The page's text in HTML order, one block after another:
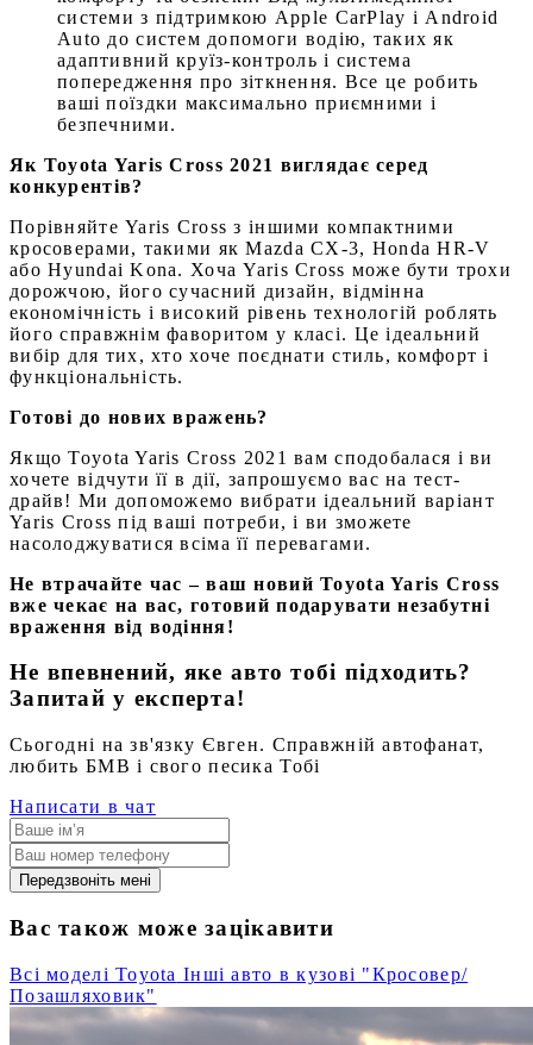
системи з підтримкою Apple CarPlay і Android
Auto до систем допомоги водію, таких як
адаптивний круїз-контроль і система
попередження про зіткнення. Все це робить
ваші поїздки максимально приємними і
безпечними.
Як Toyota Yaris Cross 2021 виглядає серед
конкурентів?
Порівняйте Yaris Cross з іншими компактними
кросоверами, такими як Mazda CX-3, Honda HR-V
або Hyundai Kona. Хоча Yaris Cross може бути трохи
дорожчою, його сучасний дизайн, відмінна
економічність і високий рівень технологій роблять
його справжнім фаворитом у класі. Це ідеальний
вибір для тих, хто хоче поєднати стиль, комфорт і
функціональність.
Готові до нових вражень?
Якщо Toyota Yaris Cross 2021 вам сподобалася і ви
хочете відчути її в дії, запрошуємо вас на тест-
драйв! Ми допоможемо вибрати ідеальний варіант
Yaris Cross під ваші потреби, і ви зможете
насолоджуватися всіма її перевагами.
Не втрачайте час – ваш новий Toyota Yaris Cross
вже чекає на вас, готовий подарувати незабутні
враження від водіння!
Не впевнений, яке авто тобі підходить?
Запитай у експерта!
Сьогодні на зв'язку Євген. Справжній автофанат,
любить БМВ і свого песика Тобі
Написати в чат
Передзвоніть мені
Вас також може зацікавити
Всі моделі Toyota Інші авто в кузові "Кросовер/
Позашляховик"